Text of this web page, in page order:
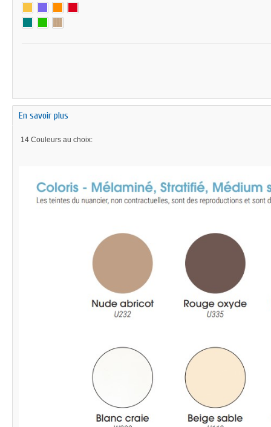
En savoir plus
14 Couleurs au choix: